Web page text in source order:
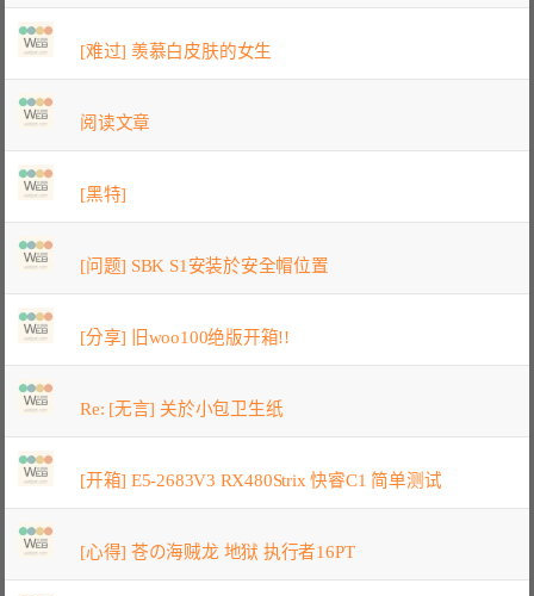
[难过] 羡慕白皮肤的女生
阅读文章
[黑特]
[问题] SBK S1安装於安全帽位置
[分享] 旧woo100绝版开箱!!
Re: [无言] 关於小包卫生纸
[开箱] E5-2683V3 RX480Strix 快睿C1 简单测试
[心得] 苍の海贼龙 地狱 执行者16PT